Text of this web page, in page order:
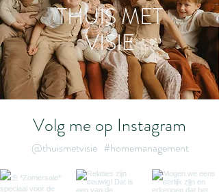
THUIS MET
VISIE
Volg me op Instagram
#homemanagement
@thuismetvisie